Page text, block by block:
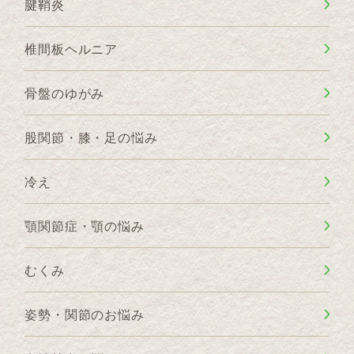
腱鞘炎
椎間板ヘルニア
骨盤のゆがみ
股関節・膝・足の悩み
冷え
顎関節症・顎の悩み
むくみ
姿勢・関節のお悩み